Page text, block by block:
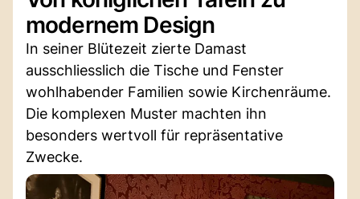
modernem Design
In seiner Blütezeit zierte Damast
ausschliesslich die Tische und Fenster
wohlhabender Familien sowie Kirchenräume.
Die komplexen Muster machten ihn
besonders wertvoll für repräsentative
Zwecke.